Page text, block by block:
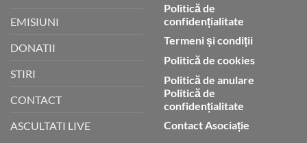
EMISIUNI
DONATII
STIRI
CONTACT
ASCULTATI LIVE
Politică de
confidențialitate
Termeni și condiții
Politică de cookies
Politică de anulare
Politică de
confidențialitate
Contact Asociație